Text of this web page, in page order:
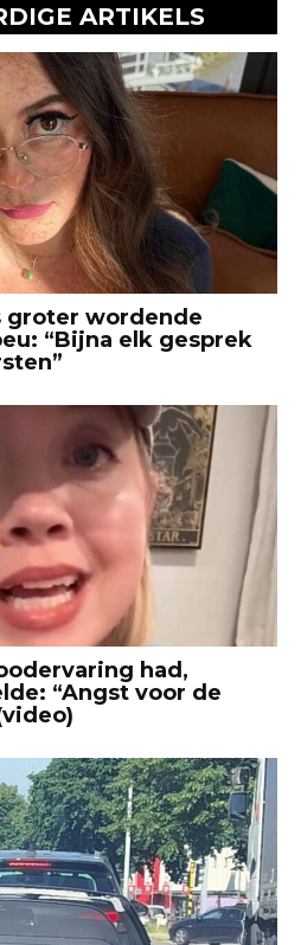
ARTIKELS
groter wordende
“Bijna elk gesprek
had,
“Angst voor de